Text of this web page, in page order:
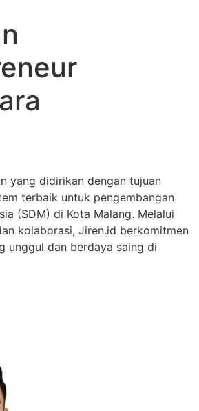
yang didirikan dengan tujuan
terbaik untuk pengembangan
(SDM) di Kota Malang. Melalui
kolaborasi, Jiren.id berkomitmen
unggul dan berdaya saing di